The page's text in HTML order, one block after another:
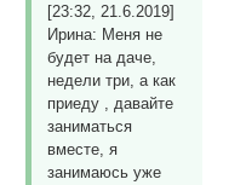
[23:32, 21.6.2019]
Ирина: Меня не
будет на даче,
недели три, а как
приеду , давайте
заниматься
вместе, я
занимаюсь уже